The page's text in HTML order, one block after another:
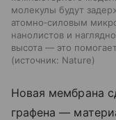
молекулы будут
атомно‑силовым
нанолистов и
высота — это
источник: Nature
Новая мембрана
графена —